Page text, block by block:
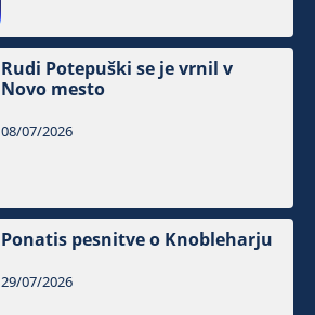
Rudi Potepuški se je vrnil v
Novo mesto
08/07/2026
Ponatis pesnitve o Knobleharju
29/07/2026